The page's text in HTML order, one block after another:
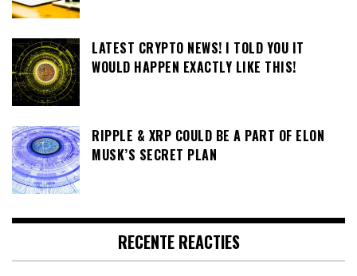
LATEST CRYPTO NEWS! I TOLD YOU IT
WOULD HAPPEN EXACTLY LIKE THIS!
RIPPLE & XRP COULD BE A PART OF ELON
MUSK’S SECRET PLAN
RECENTE REACTIES